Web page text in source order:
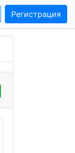
Регистрация